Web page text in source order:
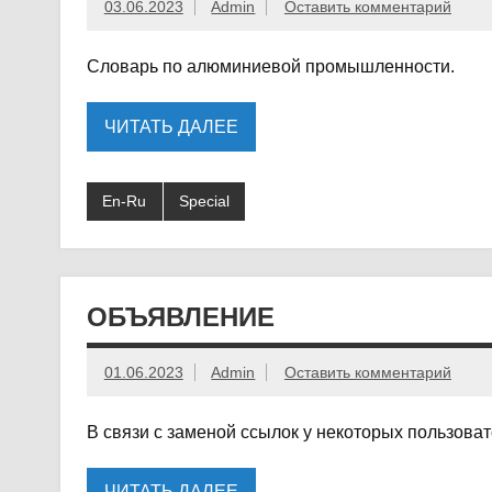
03.06.2023 Admin Оставить комментарий
Словарь по алюминиевой промышленности.
ЧИТАТЬ ДАЛЕЕ
En-Ru Special
ОБЪЯВЛЕНИЕ
01.06.2023 Admin Оставить комментарий
В связи с заменой ссылок у некоторых